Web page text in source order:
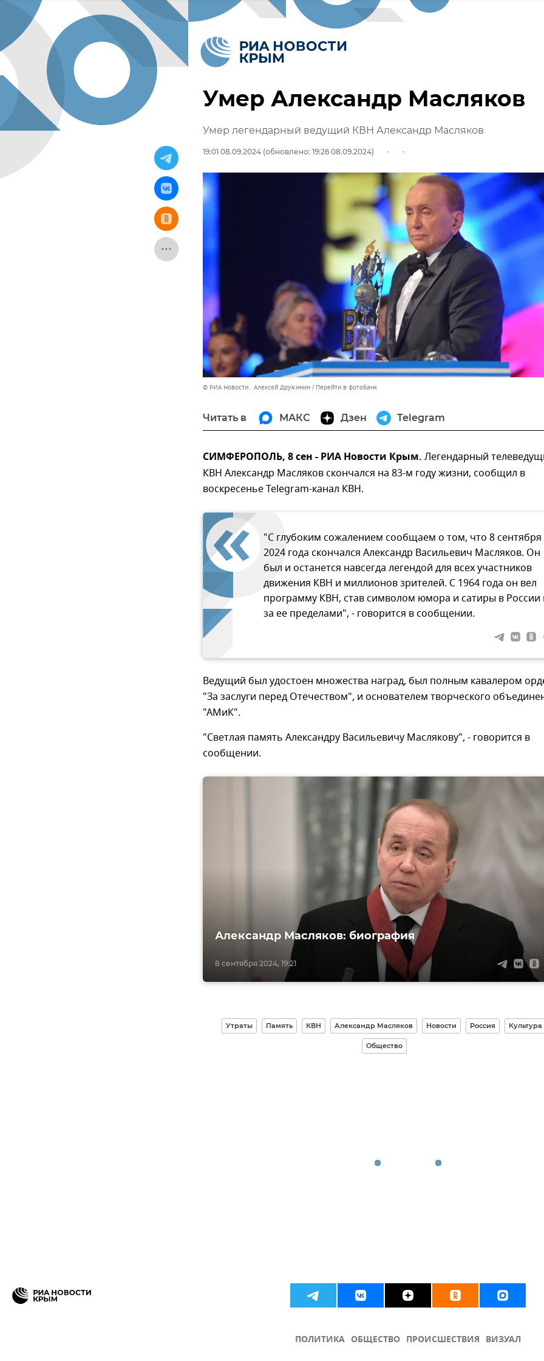
Умер Александр Масляков
Умер легендарный ведущий КВН Александр Масляков
19:01 08.09.2024 (обновлено: 19:26 08.09.2024)
© РИА Новости . Алексей Дружинин Перейти в фотобанк
Читать в МАКС Дзен Telegram
СИМФЕРОПОЛЬ, 8 сен - РИА Новости Крым. Легендарный
КВН Александр Масляков скончался на 83-м году жизни, сообщил в
воскресенье Telegram-канал КВН.
"С глубоким сожалением сообщаем о том, что 8 сентября
2024 года скончался Александр Васильевич Масляков. Он
был и останется навсегда легендой для всех участников
движения КВН и миллионов зрителей. С 1964 года он вел
программу КВН, став символом юмора и сатиры в России
за ее пределами", - говорится в сообщении.
Ведущий был удостоен множества наград, был полным кавалером
"За заслуги перед Отечеством", и основателем творческого
"АМиК".
"Светлая память Александру Васильевичу Маслякову", - говорится в
сообщении.
8 сентября 2024, 19:21
Александр Масляков: биография
Утраты Память КВН Александр Масляков Новости Россия Культура
Общество
ПОЛИТИКА ОБЩЕСТВО ПРОИСШЕСТВИЯ ВИЗУАЛ